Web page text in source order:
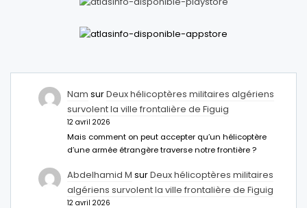
Nam surDeux hélicoptères militaires algériens
survolent la ville frontalière de Figuig
12 avril 2026
Mais comment on peut accepter qu’un hélicoptère
d’une armée étrangère traverse notre frontière ?
Abdelhamid M surDeux hélicoptères militaires
algériens survolent la ville frontalière de Figuig
12 avril 2026